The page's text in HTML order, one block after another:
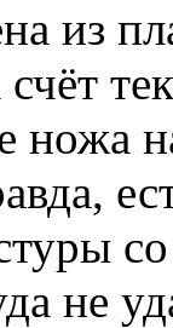
из
ножа
не